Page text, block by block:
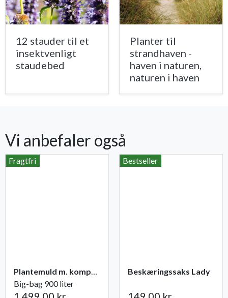
12 stauder til et
insektvenligt
staudebed
Planter til
strandhaven -
haven i naturen,
naturen i haven
Vi anbefaler også
Fragtfri
Plantemuld m. kompost fra Champost
Big-bag 900 liter
Bestseller
Beskæringssaks Lady